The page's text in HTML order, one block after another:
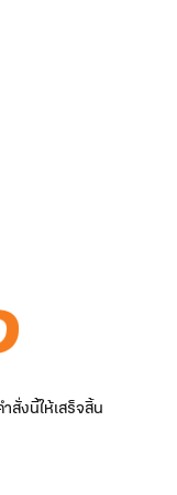
สั่งนี้ให้เสร็จสิ้น